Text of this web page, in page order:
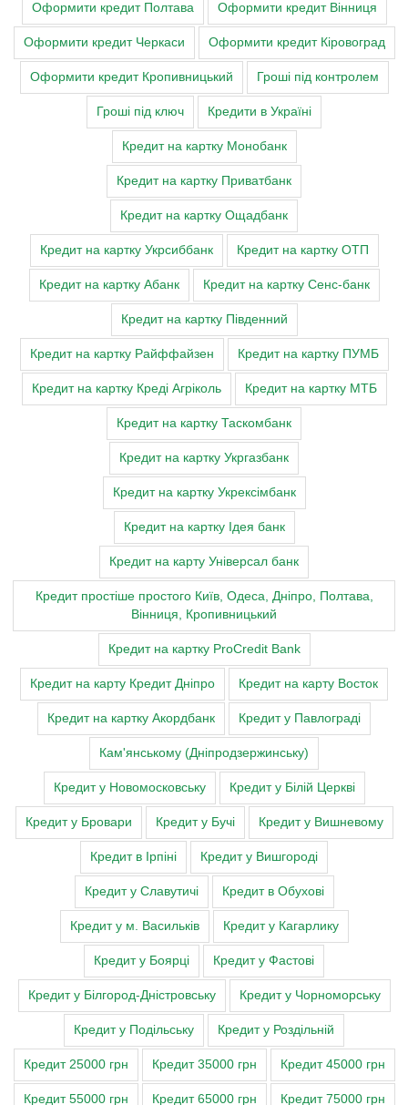
Оформити кредит Полтава Оформити кредит Вінниця
Оформити кредит Черкаси Оформити кредит Кіровоград
Оформити кредит Кропивницький Гроші під контролем
Гроші під ключ Кредити в Україні
Кредит на картку Монобанк
Кредит на картку Приватбанк
Кредит на картку Ощадбанк
Кредит на картку Укрсиббанк Кредит на картку ОТП
Кредит на картку Абанк Кредит на картку Сенс-банк
Кредит на картку Південний
Кредит на картку Райффайзен Кредит на картку ПУМБ
Кредит на картку Креді Агріколь Кредит на картку МТБ
Кредит на картку Таскомбанк
Кредит на картку Укргазбанк
Кредит на картку Укрексімбанк
Кредит на картку Ідея банк
Кредит на карту Універсал банк
Кредит простіше простого Київ, Одеса, Дніпро, Полтава,
Вінниця, Кропивницький
Кредит на картку ProCredit Bank
Кредит на карту Кредит Дніпро Кредит на карту Восток
Кредит на картку Акордбанк Кредит у Павлограді
Кам'янському (Дніпродзержинську)
Кредит у Новомосковську Кредит у Білій Церкві
Кредит у Бровари Кредит у Бучі Кредит у Вишневому
Кредит в Ірпіні Кредит у Вишгороді
Кредит у Славутичі Кредит в Обухові
Кредит у м. Васильків Кредит у Кагарлику
Кредит у Боярці Кредит у Фастові
Кредит у Білгород-Дністровську Кредит у Чорноморську
Кредит у Подільську Кредит у Роздільній
Кредит 25000 грн Кредит 35000 грн Кредит 45000 грн
Кредит 55000 грн Кредит 65000 грн Кредит 75000 грн